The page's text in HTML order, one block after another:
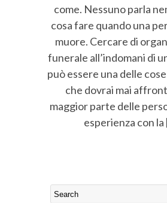
come. Nessuno parla
cosa fare quando una
muore. Cercare di
funerale all’indomani di
può essere una delle
che dovrai mai
maggior parte delle
esperienza con